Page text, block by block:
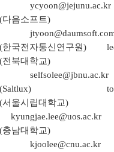
ycyoon@jejunu.ac.kr
다음소프트)
한국전자통신연구원)
전북대학교)
selfsolee@jbnu.ac.kr
서울시립대학교)
kyungjae.lee@uos.ac.kr
충남대학교)
kjoolee@cnu.ac.kr